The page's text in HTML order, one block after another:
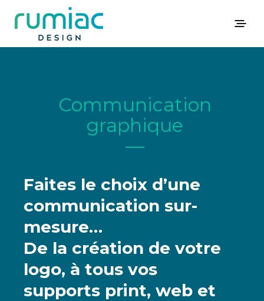
Communication
graphique
—
Faites le choix d’une
communication sur-
mesure…
De la création de votre
logo, à tous vos
supports print, web et